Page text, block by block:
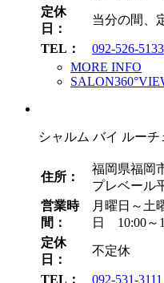
定休
日：
当分の間、
TEL：
092-526-5133
MORE INFO
シャルム バイ ルーチ
住所：
福岡県福岡
プレベール
営業時
間：
月曜日～土
日 10:00～
定休
日：
不定休
TEL： 092-531-3111